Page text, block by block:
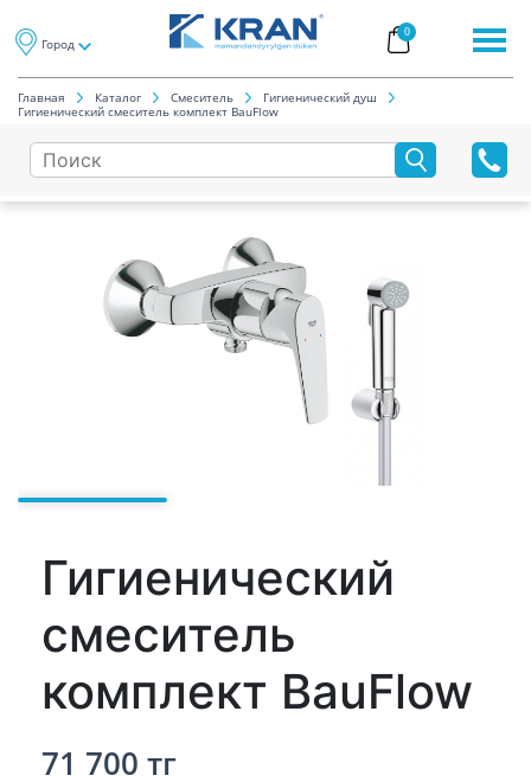
Город
0
Главная Каталог Смеситель
Гигиенический душ
Гигиенический смеситель комплект BauFlow
Гигиенический
смеситель
комплект BauFlow
71 700 тг